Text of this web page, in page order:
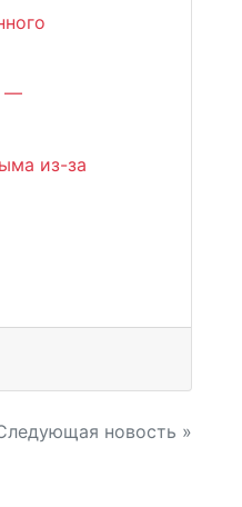
—
из-за
новость »